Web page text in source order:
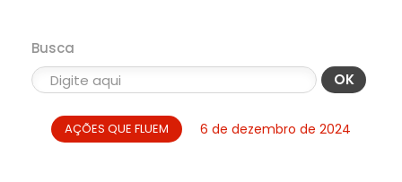
Busca
OK
AÇÕES QUE FLUEM 6 de dezembro de 2024